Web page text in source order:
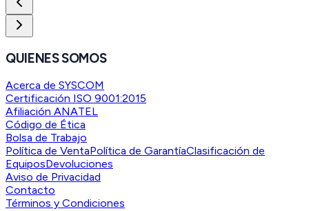
QUIENES SOMOS
Acerca de SYSCOM
Certificación ISO 9001:2015
Afiliación ANATEL
Código de Ética
Bolsa de Trabajo
Política de VentaPolítica de GarantíaClasificación de
EquiposDevoluciones
Aviso de Privacidad
Contacto
Términos y Condiciones